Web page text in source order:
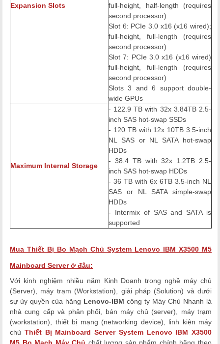
Expansion Slots
full-height, half-length (requires
second processor)
Slot 6: PCIe 3.0 x16 (x16 wired);
full-height, full-length (requires
second processor)
Slot 7: PCIe 3.0 x16 (x16 wired)
full-height, full-length (requires
second processor)
Slots 3 and 6 support double-
wide GPUs
Maximum Internal Storage
- 122.9 TB with 32x 3.84TB 2.5-
inch SAS hot-swap SSDs
- 120 TB with 12x 10TB 3.5-inch
NL SAS or NL SATA hot-swap
HDDs
- 38.4 TB with 32x 1.2TB 2.5-
inch SAS hot-swap HDDs
- 36 TB with 6x 6TB 3.5-inch NL
SAS or NL SATA simple-swap
HDDs
- Intermix of SAS and SATA is
supported
Mua Thiết Bị Bo Mạch Chủ System Lenovo IBM X3500 M5
Mainboard Serverở đâu:
Với kinh nghiệm nhiều năm Kinh Doanh trong nghề máy chủ
(Server), máy trạm (Workstation), giải pháp (Solution) và dưới
sự ủy quyền của hãng Lenovo-IBM công ty Máy Chủ Nhanh là
nhà cung cấp và phân phối, bán máy chủ (server), máy trạm
(workstation), thiết bị mạng (networking device), linh kiện máy
chủ Thiết Bị Mainboard Server System Lenovo IBM X3500